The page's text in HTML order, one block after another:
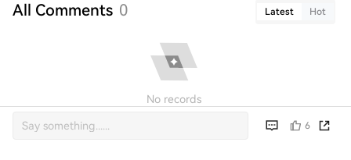
All Comments 0 Latest Hot
No records
6